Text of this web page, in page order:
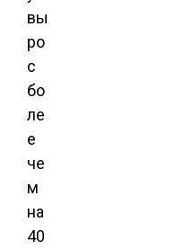
вы
ро
с
бо
ле
е
че
м
на
40